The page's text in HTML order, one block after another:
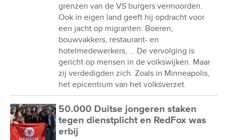
grenzen van de VS burgers vermoorden.
Ook in eigen land geeft hij opdracht voor
een jacht op migranten. Boeren,
bouwvakkers, restaurant- en
hotelmedewerkers, … De vervolging is
gericht op mensen in de volkswijken. Maar
zij verdedigden zich. Zoals in Minneapolis,
het epicentrum van het volksverzet.
50.000 Duitse jongeren staken
tegen dienstplicht en RedFox was
erbij